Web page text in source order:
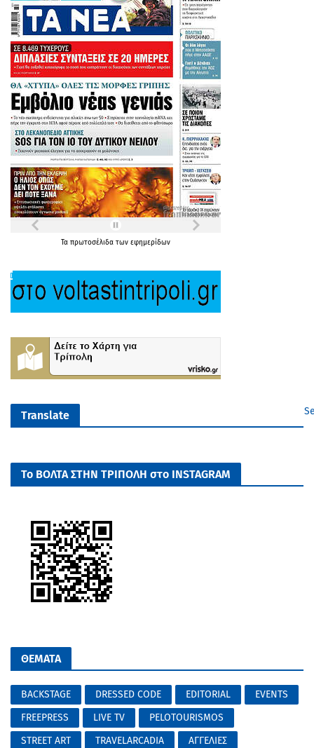
Τα πρωτοσέλιδα των εφημερίδων
Translate
Το ΒΟΛΤΑ ΣΤΗΝ ΤΡΙΠΟΛΗ στο INSTAGRAM
ΘΕΜΑΤΑ
BACKSTAGE DRESSED CODE EDITORIAL
EVENTS
FREEPRESS
LIVE TV
PELOTOURISMOS
STREET ART
TRAVELARCADIA
ΑΓΓΕΛΙΕΣ